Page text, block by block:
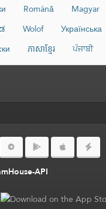
Română Magyar
Wolof Українська
ភាសាខ្មែរ ਪੰਜਾਬੀ
API